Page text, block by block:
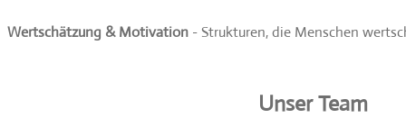
Wertschätzung & Motivation - Strukturen, die Menschen
Unser Team